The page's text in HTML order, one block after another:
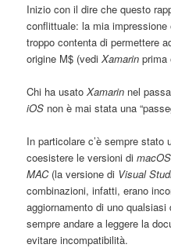
Inizio con il dire che questo
conflittuale: la mia
troppo contenta di permettere
origine M$ (vediXamarin
Chi ha usatoXamarin nel
iOS non è mai stata una
In particolare c’è sempre stato
coesistere le versioni dimacOS
MAC(la versione di Visual
combinazioni, infatti, erano
aggiornamento di uno
sempre andare a leggere la
evitare incompatibilità.